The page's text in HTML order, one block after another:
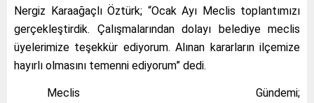
Nergiz Karaağaçlı Öztürk; “Ocak Ayı Meclis toplantımızı
gerçekleştirdik. Çalışmalarından dolayı belediye meclis
üyelerimize teşekkür ediyorum. Alınan kararların ilçemize
hayırlı olmasını temenni ediyorum” dedi.
Meclis Gündemi;